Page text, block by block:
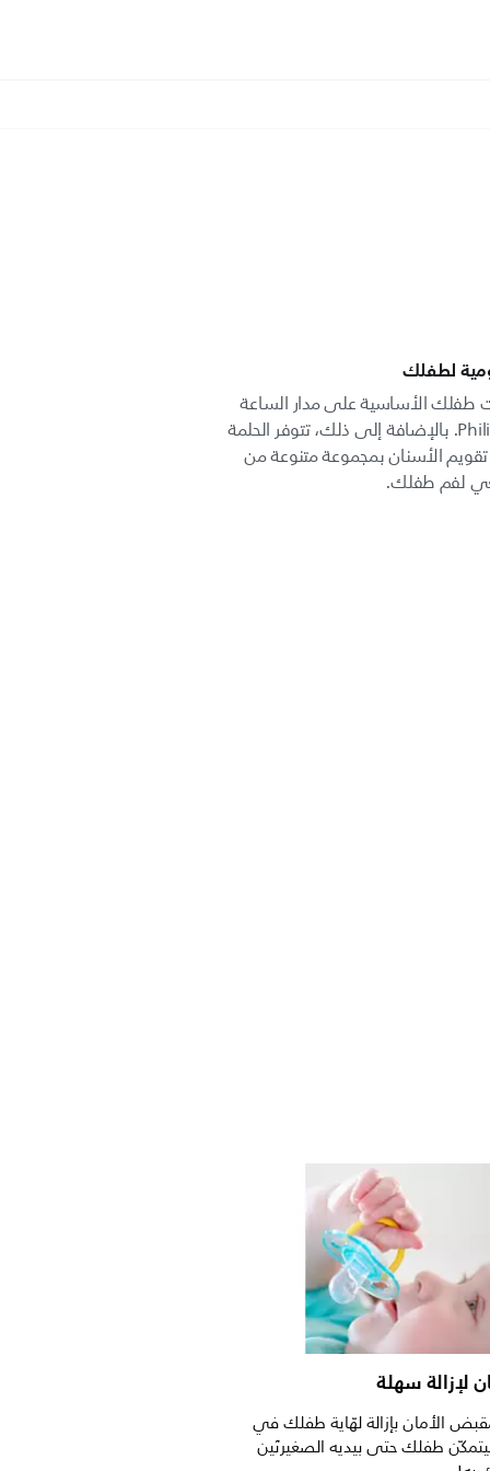
لطفلك
طفلك الأساسية على مدار الساعة
بفضل لهّاية Classic من Philips Avent. بالإضافة إلى ذلك، تتوفر الحلمة
الأسنان بمجموعة متنوعة من
لفم طفلك.
لإزالة سهلة
الأمان بإزالة لهّاية طفلك في
طفلك حتى بيديه الصغيرتَين